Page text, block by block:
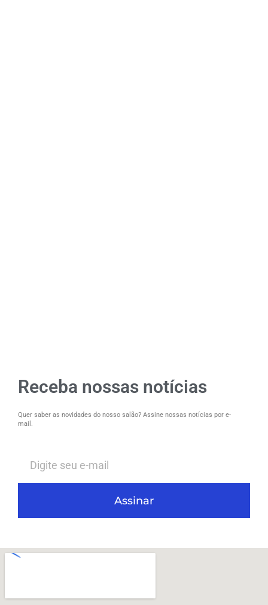
Receba nossas notícias
Quer saber as novidades do nosso salão? Assine nossas notícias por e-
mail.
Assinar